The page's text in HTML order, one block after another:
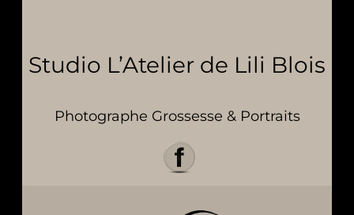
Studio L’Atelier de Lili Blois
Photographe Grossesse & Portraits